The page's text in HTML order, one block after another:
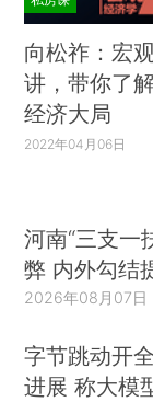
向松祚：宏
讲，带你了
经济大局
2022年04月06日
河南“三支一
弊 内外勾结
2026年08月07日
字节跳动开
进展 称大模